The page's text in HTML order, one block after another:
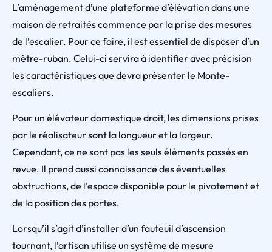
L’aménagement d’une plateforme d’élévation dans une
maison de retraités commence par la prise des mesures
de l’escalier. Pour ce faire, il est essentiel de disposer d’un
mètre-ruban. Celui-ci servira à identifier avec précision
les caractéristiques que devra présenter le Monte-
escaliers.
Pour un élévateur domestique droit, les dimensions prises
par le réalisateur sont la longueur et la largeur.
Cependant, ce ne sont pas les seuls éléments passés en
revue. Il prend aussi connaissance des éventuelles
obstructions, de l’espace disponible pour le pivotement et
de la position des portes.
Lorsqu’il s’agit d’installer d’un fauteuil d’ascension
tournant, l’artisan utilise un système de mesure